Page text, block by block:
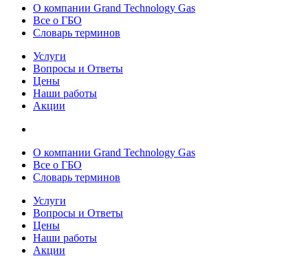
О компании Grand Technology Gas
Все о ГБО
Словарь терминов
Услуги
Вопросы и Ответы
Цены
Наши работы
Акции
О компании Grand Technology Gas
Все о ГБО
Словарь терминов
Услуги
Вопросы и Ответы
Цены
Наши работы
Акции